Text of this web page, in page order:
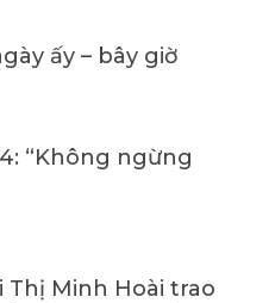
ấy – bây giờ
“Không ngừng
Thị Minh Hoài trao